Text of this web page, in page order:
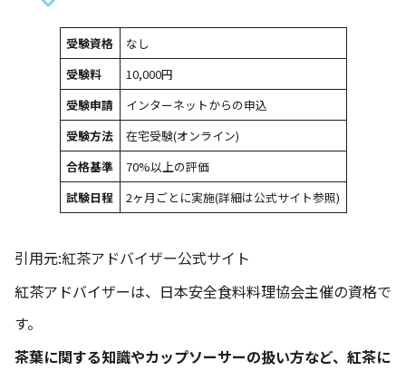
受験資格
なし
受験料
10,000円
受験申請
インターネットからの申込
受験方法
在宅受験(オンライン)
合格基準
70%以上の評価
試験日程
2ヶ月ごとに実施(詳細は公式サイト参照)
引用元:紅茶アドバイザー公式サイト
紅茶アドバイザーは、日本安全食料料理協会主催の資格で
す。
茶葉に関する知識やカップソーサーの扱い方など、紅茶に